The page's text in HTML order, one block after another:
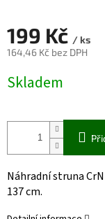
199 Kč / ks
164,46 Kč bez DPH
cena:
Skladem
Náhradní struna
137 cm.